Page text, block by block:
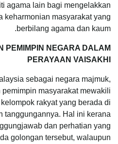
agama lain bagi mengelakkan
keharmonian masyarakat yang
berbilang agama dan kaum.
PEMIMPIN NEGARA DALAM
PERAYAAN VAISAKHI
sebagai negara majmuk,
masyarakat mewakili
rakyat yang berada di
tanggungannya. Hal ini kerana
dan perhatian yang
golongan tersebut, walaupun